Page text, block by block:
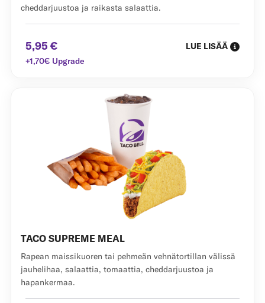
cheddarjuustoa ja raikasta salaattia.
5,95 €
LUE LISÄÄ
+1,70€ Upgrade
TACO SUPREME MEAL
Rapean maissikuoren tai pehmeän vehnätortillan välissä
jauhelihaa, salaattia, tomaattia, cheddarjuustoa ja
hapankermaa.